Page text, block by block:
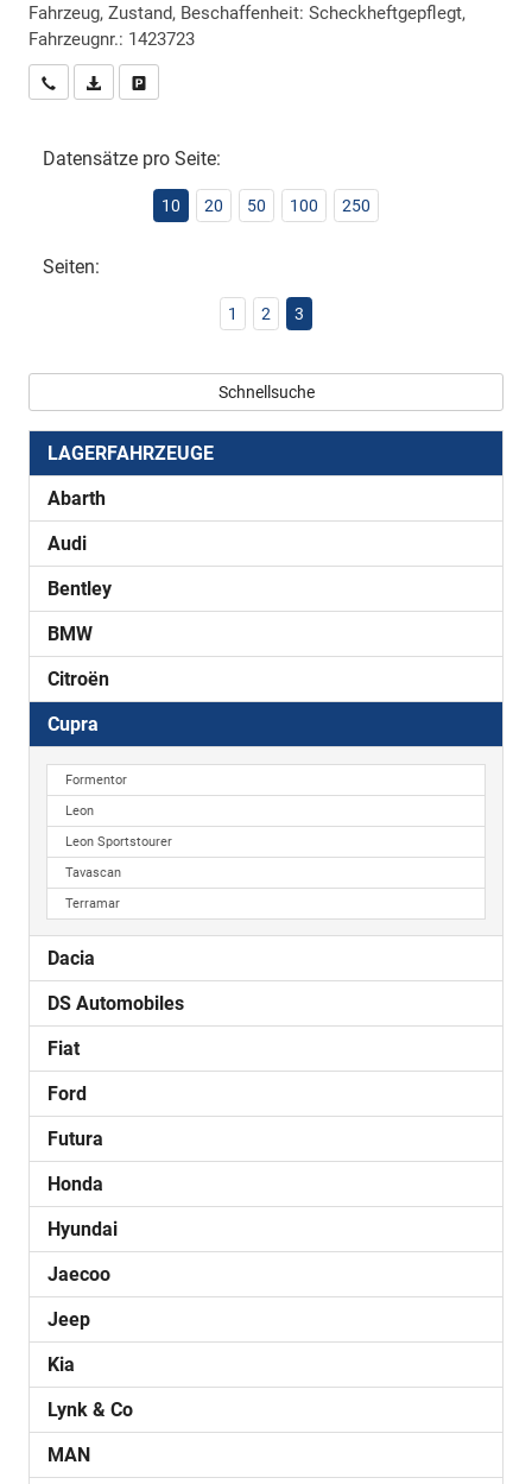
Fahrzeug, Zustand, Beschaffenheit: Scheckheftgepflegt,
Fahrzeugnr.: 1423723
Wir rufen Sie anPDF-Datei, Fahrzeugexposé drucken
Datensätze pro Seite:
10 20 50 100 250
Seiten:
1 2 3
Schnellsuche
LAGERFAHRZEUGE
Abarth
Audi
Bentley
BMW
Citroën
Cupra
Formentor
Leon
Leon Sportstourer
Tavascan
Terramar
Dacia
DS Automobiles
Fiat
Ford
Futura
Honda
Hyundai
Jaecoo
Jeep
Kia
Lynk & Co
MAN